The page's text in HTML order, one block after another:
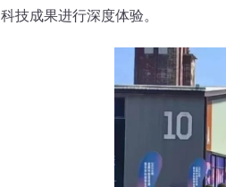
科技成果进行深度体验。